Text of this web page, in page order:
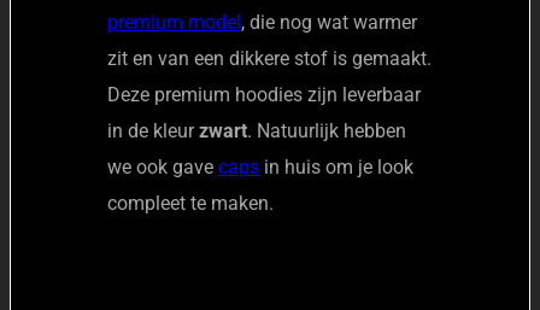
premium model , die nog wat warmer
zit en van een dikkere stof is gemaakt.
Deze premium hoodies zijn leverbaar
in de kleurzwart. Natuurlijk hebben
we ook gave caps in huis om je look
compleet te maken.